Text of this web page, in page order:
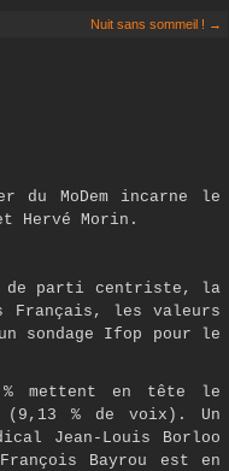
Nuit sans sommeil ! →
du MoDem incarne le
Hervé Morin.
de parti centriste, la
Français, les valeurs
sondage Ifop pour le
mettent en tête le
(9,13 % de voix). Un
Jean-Louis Borloo
Bayrou est en